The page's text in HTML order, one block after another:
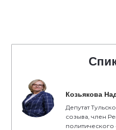
Козьякова
Депутат
созыва, член
политического